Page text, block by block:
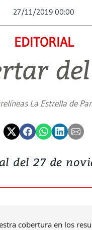
27/11/2019 00:00
EDITORIAL
La Estrella de
del 27 de
cobertura en los